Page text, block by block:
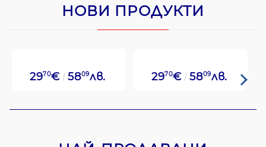
НОВИ ПРОДУКТИ
2970€ 5809лв. 2970€ 5809лв.